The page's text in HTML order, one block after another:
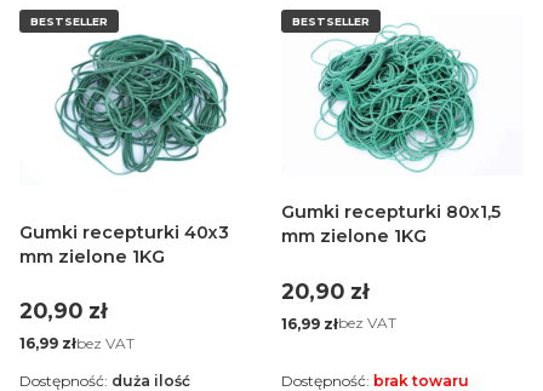
BESTSELLER
Gumki recepturki 40x3
mm zielone 1KG
Cena
20,90 zł
Cena
16,99 złbez VAT
Dostępność: duża ilość
BESTSELLER
Gumki recepturki 80x1,5
mm zielone 1KG
Cena
20,90 zł
Cena
16,99 złbez VAT
Dostępność: brak towaru